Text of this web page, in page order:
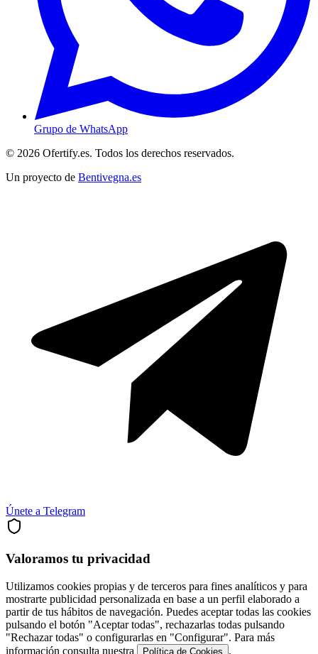
Grupo de WhatsApp
© 2026 Ofertify.es. Todos los derechos reservados.
Un proyecto de Bentivegna.es
Únete a Telegram
Valoramos tu privacidad
Utilizamos cookies propias y de terceros para fines analíticos y para
mostrarte publicidad personalizada en base a un perfil elaborado a
partir de tus hábitos de navegación. Puedes aceptar todas las cookies
pulsando el botón "Aceptar todas", rechazarlas todas pulsando
"Rechazar todas" o configurarlas en "Configurar". Para más
información consulta nuestra
Política de Cookies .